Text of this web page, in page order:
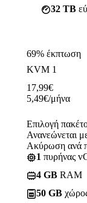
32 TB
69% έκπτωση
KVM 1
17,99€
5,49€/μήνα
Επιλογή
Ανανεώνεται
Ακύρωση ανά
1 πυρήνας
4 GB RAM
50 GB